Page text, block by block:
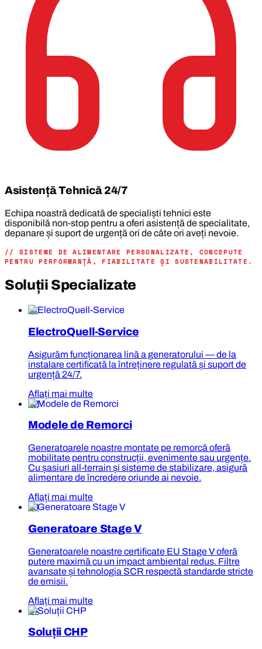
Asistență Tehnică 24/7
Echipa noastră dedicată de specialiști tehnici este
disponibilă non-stop pentru a oferi asistență de specialitate,
depanare și suport de urgență ori de câte ori aveți nevoie.
// SISTEME DE ALIMENTARE PERSONALIZATE, CONCEPUTE
PENTRU PERFORMANȚĂ, FIABILITATE ȘI SUSTENABILITATE.
Soluții Specializate
01
ElectroQuell-Service
Asigurăm funcționarea lină a generatorului — de la
instalare certificată la întreținere regulată și suport de
urgență 24/7.
Aflați mai multe
02
Modele de Remorci
Generatoarele noastre montate pe remorcă oferă
mobilitate pentru construcții, evenimente sau urgențe.
Cu șasiuri all-terrain și sisteme de stabilizare, asigură
alimentare de încredere oriunde ai nevoie.
Aflați mai multe
03
Generatoare Stage V
Generatoarele noastre certificate EU Stage V oferă
putere maximă cu un impact ambiental redus. Filtre
avansate și tehnologia SCR respectă standarde stricte
de emisii.
Aflați mai multe
04
Soluții CHP